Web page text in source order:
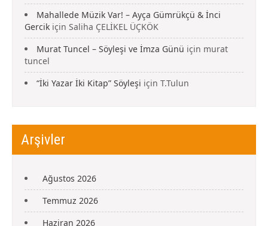
Mahallede Müzik Var! – Ayça Gümrükçü & İnci
Gercik için Saliha ÇELİKEL ÜÇKÖK
Murat Tuncel – Söyleşi ve İmza Günü için murat
tuncel
“İki Yazar İki Kitap” Söyleşi için T.Tulun
Arşivler
Ağustos 2026
Temmuz 2026
Haziran 2026